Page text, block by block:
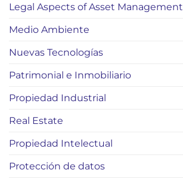
Legal Aspects of Asset Management
Medio Ambiente
Nuevas Tecnologías
Patrimonial e Inmobiliario
Propiedad Industrial
Real Estate
Propiedad Intelectual
Protección de datos